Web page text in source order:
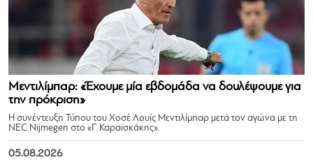
Μεντιλίμπαρ: «Έχουμε μία εβδομάδα να δουλέψουμε για
την πρόκριση»
Η συνέντευξη Τύπου του Χοσέ Λουίς Μεντιλίμπαρ μετά τον αγώνα με τη
NEC Nijmegen στο «Γ. Καραϊσκάκης».
05.08.2026